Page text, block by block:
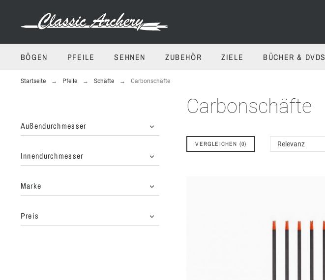
BÖGEN PFEILE SEHNEN ZUBEHÖR ZIELE BÜCHER & DVDS
Startseite Pfeile Schäfte Carbonschäfte
Außendurchmesser
Innendurchmesser
Marke
Preis
Carbonschäfte
VERGLEICHEN (0) Relevanz